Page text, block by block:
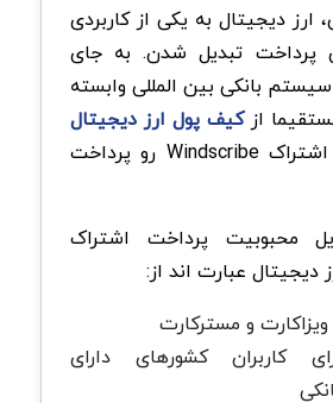
ارز دیجیتال به یکی از کاربردی
تبدیل شدن. به جای
سیستم بانکی بین المللی وابسته
ازکیف پول ارز دیجیتال
خودشون هزینه اشتراک Windscribe رو پرداخت
محبوبیت پرداخت اشتراک
و مسترکارت
کاربران کشورهای دارای